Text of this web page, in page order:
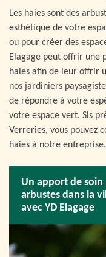
Les haies sont des
esthétique de votre
ou pour créer des
Elagage peut offrir une
haies afin de leur offrir
nos jardiniers
de répondre à votre
votre espace vert. Sis
Verreries, vous pouvez
haies à notre entreprise.
Un apport de
arbustes dans la
avec YD Elagage